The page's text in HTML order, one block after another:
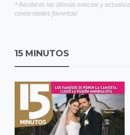
* Recibirás las últimas noticias y
celebridades favoritas!
15 MINUTOS